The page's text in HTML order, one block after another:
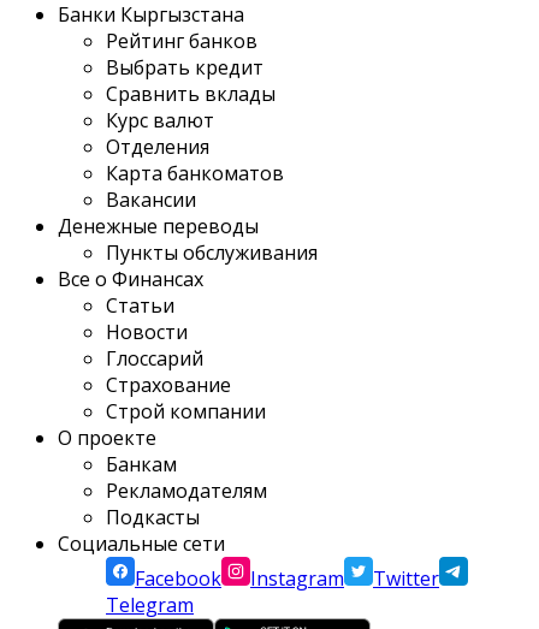
Банки Кыргызстана
Рейтинг банков
Выбрать кредит
Сравнить вклады
Курс валют
Отделения
Карта банкоматов
Вакансии
Денежные переводы
Пункты обслуживания
Все о Финансах
Статьи
Новости
Глоссарий
Страхование
Строй компании
О проекте
Банкам
Рекламодателям
Подкасты
Социальные сети
Facebook
Instagram
Twitter
Telegram